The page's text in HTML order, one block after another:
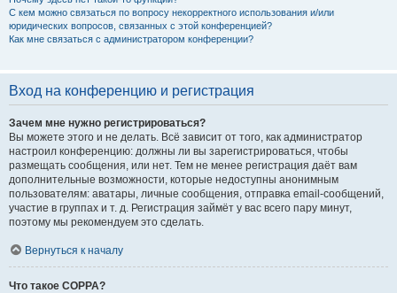
С кем можно связаться по вопросу некорректного использования и/или
юридических вопросов, связанных с этой конференцией?
Как мне связаться с администратором конференции?
Вход на конференцию и регистрация
Зачем мне нужно регистрироваться?
Вы можете этого и не делать. Всё зависит от того, как администратор
настроил конференцию: должны ли вы зарегистрироваться, чтобы
размещать сообщения, или нет. Тем не менее регистрация даёт вам
дополнительные возможности, которые недоступны анонимным
пользователям: аватары, личные сообщения, отправка email-сообщений,
участие в группах и т. д. Регистрация займёт у вас всего пару минут,
поэтому мы рекомендуем это сделать.
Вернуться к началу
Что такое COPPA?